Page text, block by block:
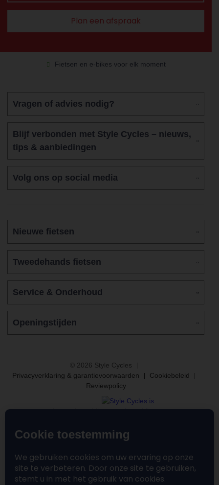
Plan een afspraak
Fietsen en e-bikes voor elk moment
Vragen of advies nodig?
Blijf verbonden met Style Cycles – nieuws,
tips & aanbiedingen
Volg ons op social media
Nieuwe fietsen
Tweedehands fietsen
Service & Onderhoud
Openingstijden
© 2026 Style Cycles
Privacyverklaring & garantievoorwaarden
Cookiebeleid
Reviewpolicy
Aangesloten bij